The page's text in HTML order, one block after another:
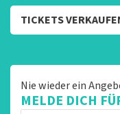
TICKETS
Nie wieder ein
MELDE DICH